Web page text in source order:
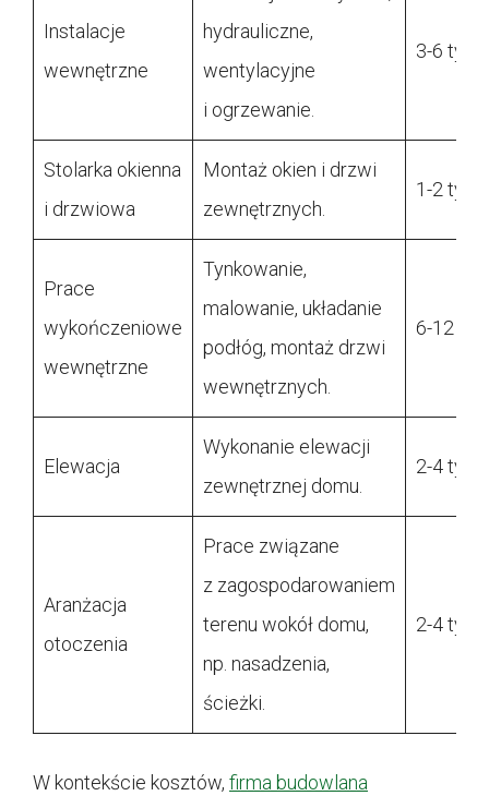
Instalacje
wewnętrzne
hydrauliczne,
wentylacyjne
i ogrzewanie.
3-6
Stolarka okienna
i drzwiowa
Montaż okien i drzwi
zewnętrznych.
1-2
Prace
wykończeniowe
wewnętrzne
Tynkowanie,
malowanie, układanie
podłóg, montaż drzwi
wewnętrznych.
6-12
Elewacja
Wykonanie elewacji
zewnętrznej domu.
2-4
Aranżacja
otoczenia
Prace związane
z zagospodarowaniem
terenu wokół domu,
np. nasadzenia,
ścieżki.
2-4
W kontekście kosztów, firma budowlana